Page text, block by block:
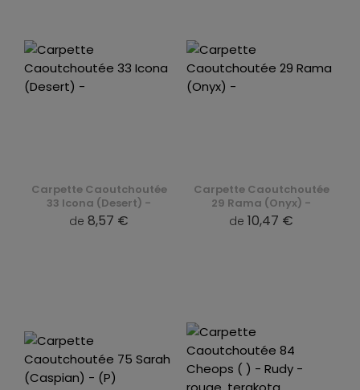
Carpette Caoutchoutée
33 Icona (Desert) -
de 8,57 €
Carpette Caoutchoutée
29 Rama (Onyx) -
de 10,47 €